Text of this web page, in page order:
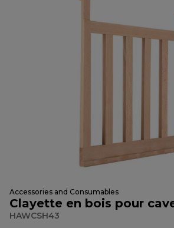
Accessories and Consumables
Clayette en bois pour
HAWCSH43